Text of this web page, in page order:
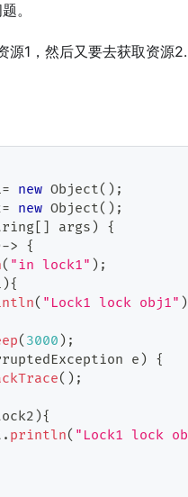
。
源1，然后又要去获取资源
= new Object( ) ;
= new Object( ) ;
[ ] args ) {
-> {
( "in lock1" ) ;
){
( "Lock1 lock obj1" )
( 3000 ) ;
e ) {
( ) ;
){
. println( "Lock1 lock